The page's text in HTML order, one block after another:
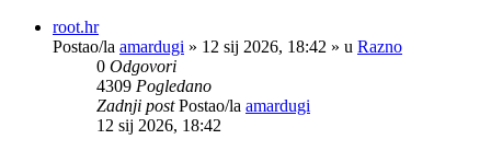
root.hr
Postao/la amardugi » 12 sij 2026, 18:42 » u Razno
0 Odgovori
4309 Pogledano
Zadnji postPostao/la amardugi
12 sij 2026, 18:42